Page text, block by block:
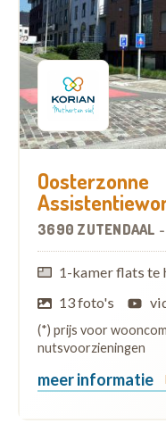
Oosterzonne
3690 ZUTENDAAL
1-kamer flats te
13 foto's
(*) prijs voor
nutsvoorzieningen
meer informatie